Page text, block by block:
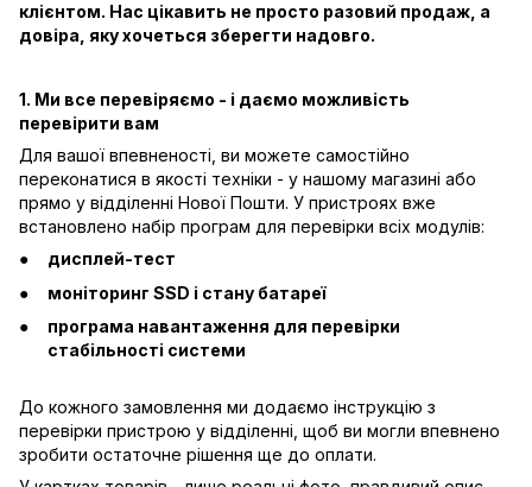
клієнтом. Нас цікавить не просто разовий продаж, а
довіра, яку хочеться зберегти надовго.
1. Ми все перевіряємо - і даємо можливість
перевірити вам
Для вашої впевненості, ви можете самостійно
переконатися в якості техніки - у нашому магазині або
прямо у відділенні Нової Пошти. У пристроях вже
встановлено набір програм для перевірки всіх модулів:
дисплей-тест
моніторинг SSD і стану батареї
програма навантаження для перевірки
стабільності системи
До кожного замовлення ми додаємо інструкцію з
перевірки пристрою у відділенні, щоб ви могли впевнено
зробити остаточне рішення ще до оплати.